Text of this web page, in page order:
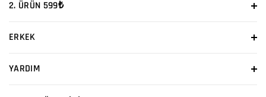
2. ÜRÜN 599₺
ERKEK
YARDIM